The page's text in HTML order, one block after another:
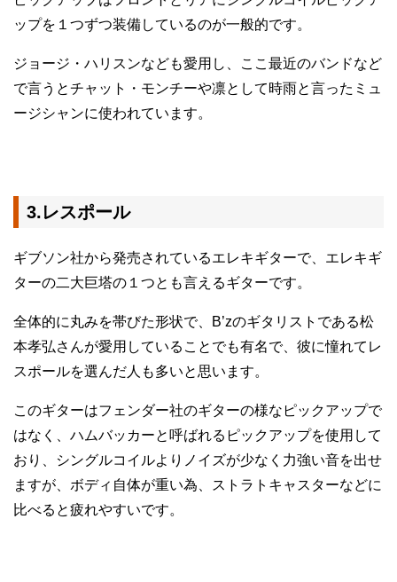
ップを１つずつ装備しているのが一般的です。
ジョージ・ハリスンなども愛用し、ここ最近のバンドなど
で言うとチャット・モンチーや凛として時雨と言ったミュ
ージシャンに使われています。
3.レスポール
ギブソン社から発売されているエレキギターで、エレキギ
ターの二大巨塔の１つとも言えるギターです。
全体的に丸みを帯びた形状で、B’zのギタリストである松
本孝弘さんが愛用していることでも有名で、彼に憧れてレ
スポールを選んだ人も多いと思います。
このギターはフェンダー社のギターの様なピックアップで
はなく、ハムバッカーと呼ばれるピックアップを使用して
おり、シングルコイルよりノイズが少なく力強い音を出せ
ますが、ボディ自体が重い為、ストラトキャスターなどに
比べると疲れやすいです。